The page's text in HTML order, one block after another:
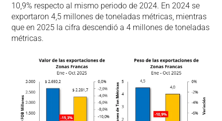
10,9% respecto al mismo periodo de 2024. En 2024 se
exportaron 4,5 millones de toneladas métricas, mientras
que en 2025 la cifra descendió a 4 millones de toneladas
métricas.